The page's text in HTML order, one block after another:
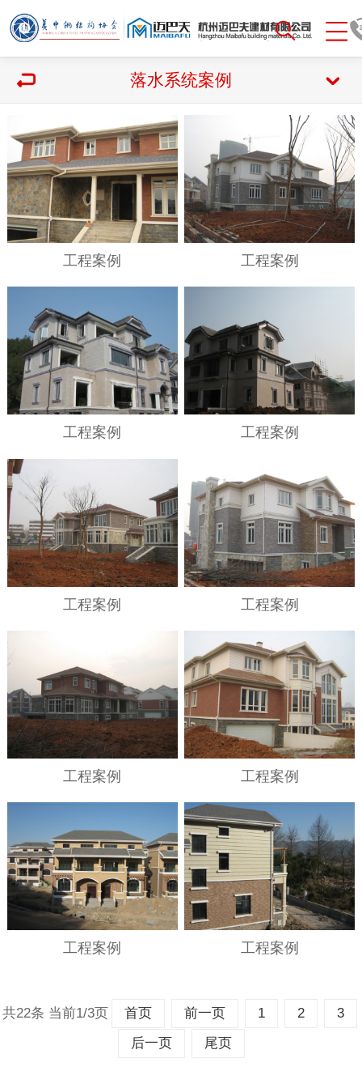
落水系统案例
工程案例 工程案例
工程案例 工程案例
工程案例 工程案例
工程案例 工程案例
工程案例 工程案例
共22条 当前1/3页 首页 前一页 1 2
3
后一页
尾页